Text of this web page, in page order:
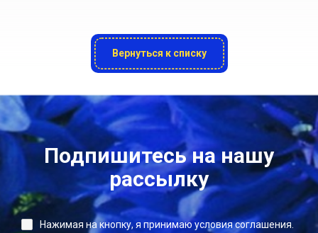
Вернуться к списку
Подпишитесь на нашу
рассылку
Нажимая на кнопку, я принимаю условия соглашения.